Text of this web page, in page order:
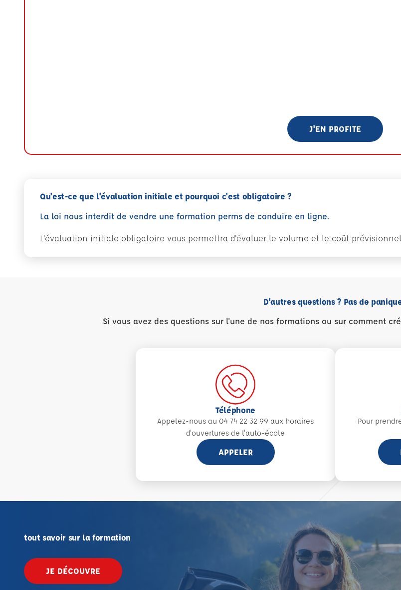
J'EN PROFITE
Qu'est-ce que l'évaluation initiale et pourquoi c'est obligatoire ?
La loi nous interdit de vendre une formation perms de conduire en ligne.
L'évaluation initiale obligatoire vous permettra d'évaluer le volume et le coût
D'autres questions ? Pas de
Si vous avez des questions sur l'une de nos formations ou sur comment
Téléphone
Appelez-nous au 04 74 22 32 99 aux horaires
d'ouvertures de l'auto-école
APPELER
Pour
tout savoir sur la formation
JE DÉCOUVRE